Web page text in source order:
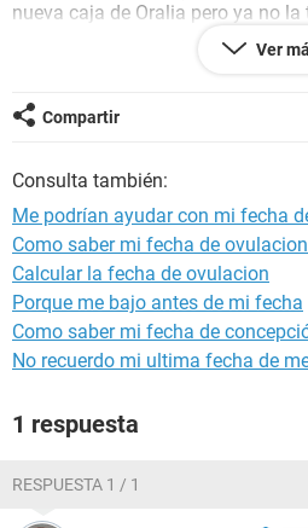
nueva caja de Oralia pero ya no
también tuve relaciones sin
mismo mes... El 18 de junio me
el día siguiente 19 de junio fui con
ultrasonido pero no apareció saco
para el 9 de julio fui y me hizo otro
saco gestacional me dijo que
UPM y que las fechas coincidían
21 en la ecografía sale 19 o 18
entonces cuando me quedé
Ver
Compartir
Consulta también:
Me podrían ayudar con mi fecha
Como saber mi fecha de
Calcular la fecha de ovulacion
Porque me bajo antes de mi fecha
Como saber mi fecha de
No recuerdo mi ultima fecha de
1 respuesta
RESPUESTA 1 / 1